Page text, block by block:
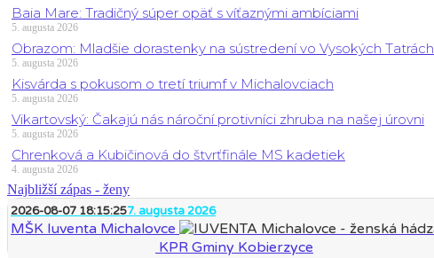
Baia Mare: Tradičný súper opäť s víťaznými ambíciami
5. augusta 2026
Obrazom: Mladšie dorastenky na sústredení vo Vysokých Tatrách
5. augusta 2026
Kisvárda s pokusom o tretí triumf v Michalovciach
5. augusta 2026
Vikartovský: Čakajú nás nároční protivníci zhruba na našej úrovni
5. augusta 2026
Chrenková a Kubičinová do štvrťfinále MS kadetiek
4. augusta 2026
Najbližší zápas - ženy
2026-08-07 18:15:257. augusta 2026
MŠK Iuventa Michalovce
KPR Gminy Kobierzyce